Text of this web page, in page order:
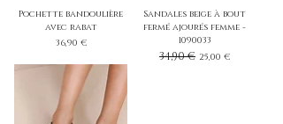
Pochette bandoulière
avec rabat
Prix
36,90 €
Sandales beige à bout
fermé ajourés femme -
1090033
Prix original
34,90 € Prix promotionnel
25,00 €